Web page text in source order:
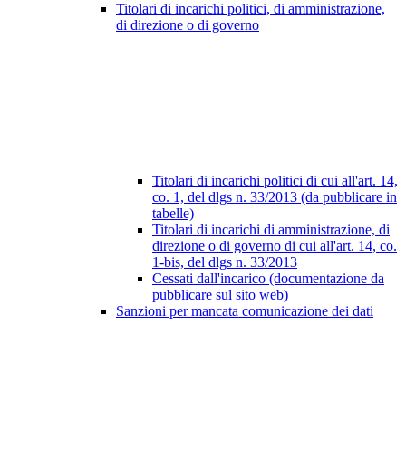
Titolari di incarichi politici, di amministrazione,
di direzione o di governo
Titolari di incarichi politici di cui all'art. 14,
co. 1, del dlgs n. 33/2013 (da pubblicare in
tabelle)
Titolari di incarichi di amministrazione, di
direzione o di governo di cui all'art. 14, co.
1-bis, del dlgs n. 33/2013
Cessati dall'incarico (documentazione da
pubblicare sul sito web)
Sanzioni per mancata comunicazione dei dati